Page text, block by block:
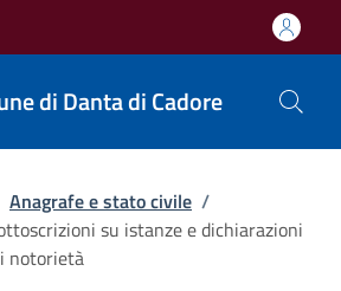
di Danta di Cadore
Anagrafe e stato civile /
su istanze e dichiarazioni
notorietà